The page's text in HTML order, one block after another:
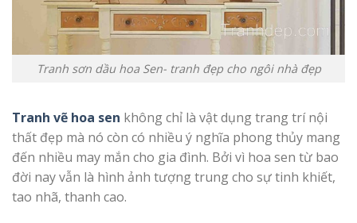
Tranh sơn dầu hoa Sen- tranh đẹp cho ngôi nhà đẹp
Tranh vẽ hoa sen không chỉ là vật dụng trang trí nội
thất đẹp mà nó còn có nhiều ý nghĩa phong thủy mang
đến nhiều may mắn cho gia đình. Bởi vì hoa sen từ bao
đời nay vẫn là hình ảnh tượng trung cho sự tinh khiết,
tao nhã, thanh cao.